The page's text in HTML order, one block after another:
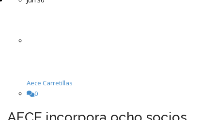
Aece Carretillas
0